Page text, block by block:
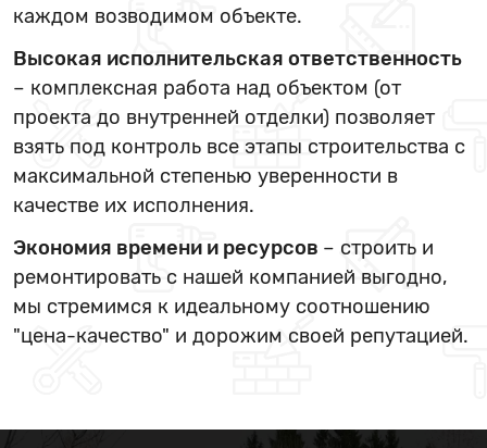
каждом возводимом объекте.
Высокая исполнительская ответственность
– комплексная работа над объектом (от
проекта до внутренней отделки) позволяет
взять под контроль все этапы строительства с
максимальной степенью уверенности в
качестве их исполнения.
Экономия времени и ресурсов – строить и
ремонтировать с нашей компанией выгодно,
мы стремимся к идеальному соотношению
"цена-качество" и дорожим своей репутацией.